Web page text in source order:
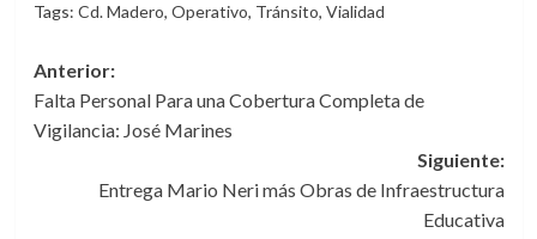
Tags: Cd. Madero, Operativo, Tránsito, Vialidad
Navegación
de
entradas
Anterior:
Falta Personal Para una Cobertura Completa de
Vigilancia: José Marines
Siguiente:
Entrega Mario Neri más Obras de Infraestructura
Educativa